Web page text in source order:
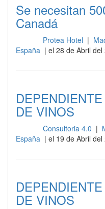
Se necesitan
Canadá
Protea Hotel |
España | el 28 de Abril del
DE VINOS
Consultoria 4.0 |
España | el 19 de Abril del
DE VINOS